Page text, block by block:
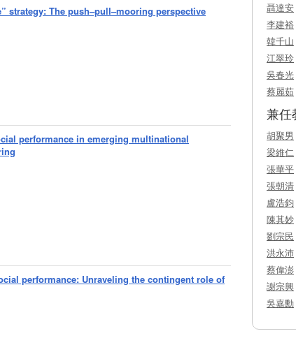
strategy: The push–pull–mooring perspective
performance in emerging multinational
performance: Unraveling the contingent role of
聶達安
李建裕
韓千山
江翠玲
吳春光
蔡麗茹
兼任
胡聚男
梁維仁
張華平
張朝清
盧浩鈞
陳其妙
劉宗民
洪永沛
蔡偉澎
謝宗興
吳嘉勳